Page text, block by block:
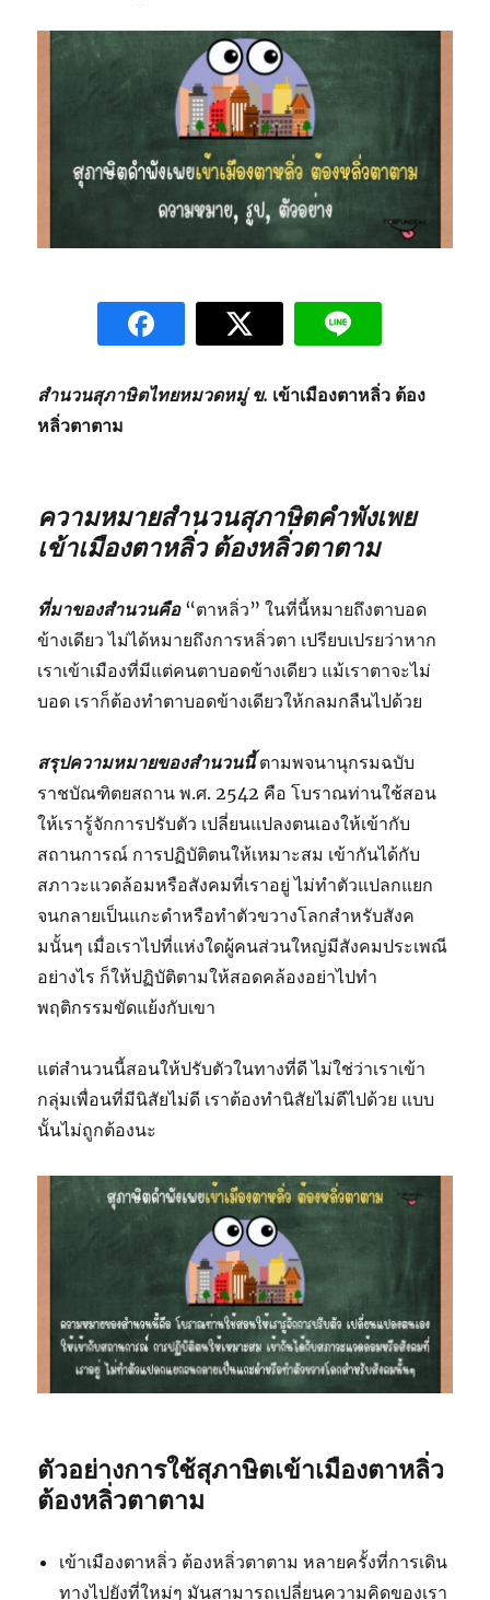
สำนวนสุภาษิตไทยหมวดหมู่ ข. เข้าเมืองตาหลิ่ว ต้อง
หลิ่วตาตาม
ความหมายสำนวนสุภาษิตคำพังเพย
เข้าเมืองตาหลิ่ว ต้องหลิ่วตาตาม
ที่มาของสำนวนคือ“ตาหลิ่ว” ในที่นี้หมายถึงตาบอด
ข้างเดียว ไม่ได้หมายถึงการหลิ่วตา เปรียบเปรยว่าหาก
เราเข้าเมืองที่มีแต่คนตาบอดข้างเดียว แม้เราตาจะไม่
บอด เราก็ต้องทำตาบอดข้างเดียวให้กลมกลืนไปด้วย
สรุปความหมายของสำนวนนี้ตามพจนานุกรมฉบับ
ราชบัณฑิตยสถาน พ.ศ. 2542 คือ โบราณท่านใช้สอน
ให้เรารู้จักการปรับตัว เปลี่ยนแปลงตนเองให้เข้ากับ
สถานการณ์ การปฏิบัติตนให้เหมาะสม เข้ากันได้กับ
สภาวะแวดล้อมหรือสังคมที่เราอยู่ ไม่ทำตัวแปลกแยก
จนกลายเป็นแกะดำหรือทำตัวขวางโลกสำหรับสังค
มนั้นๆ เมื่อเราไปที่แห่งใดผู้คนส่วนใหญ่มีสังคมประเพณี
อย่างไร ก็ให้ปฏิบัติตามให้สอดคล้องอย่าไปทำ
พฤติกรรมขัดแย้งกับเขา
แต่สำนวนนี้สอนให้ปรับตัวในทางที่ดี ไม่ใช่ว่าเราเข้า
กลุ่มเพื่อนที่มีนิสัยไม่ดี เราต้องทำนิสัยไม่ดีไปด้วย แบบ
นั้นไม่ถูกต้องนะ
ตัวอย่างการใช้สุภาษิตเข้าเมืองตาหลิ่ว
ต้องหลิ่วตาตาม
เข้าเมืองตาหลิ่ว ต้องหลิ่วตาตาม หลายครั้งที่การเดิน
ทางไปยังที่ใหม่ๆ มันสามารถเปลี่ยนความคิดของเรา